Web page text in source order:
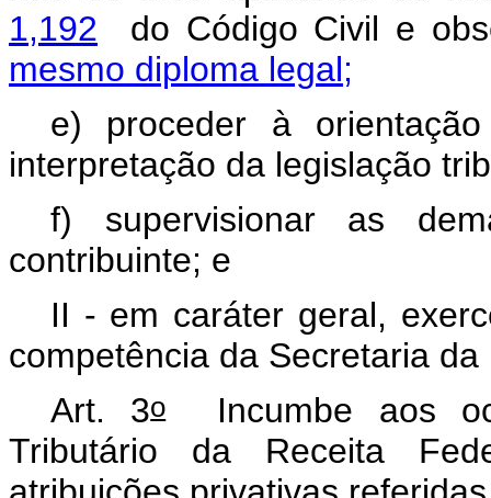
1,192 do Código Civil e
mesmo diploma legal;
e) proceder à
interpretação da legislação
f) supervisionar as
contribuinte; e
II - em caráter geral,
competência da Secretaria
Art. 3oIncumbe aos
Tributário da Receita